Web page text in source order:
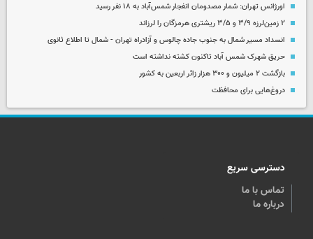
اورژانس تهران: شمار مصدومان انفجار شمس‌آباد به ۱۸ نفر رسید
۲ زمین‌لرزه ۳/۹ و ۳/۵ ریشتری هرمزگان را لرزاند
انسداد مسیر شمال به جنوب جاده چالوس و آزادراه تهران - شمال تا اطلاع ثانوی
حریق شهرک شمس آباد تاکنون کشته نداشته است
بازگشت ۲ میلیون و ۳۰۰ هزار زائر اربعین به کشور
دروغ‌هایی برای محافظت
دسترسی سریع
تماس با ما
درباره ما